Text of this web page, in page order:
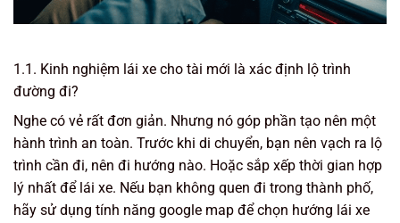
1.1. Kinh nghiệm lái xe cho tài mới là xác định lộ trình
đường đi?
Nghe có vẻ rất đơn giản. Nhưng nó góp phần tạo nên một
hành trình an toàn. Trước khi di chuyển, bạn nên vạch ra lộ
trình cần đi, nên đi hướng nào. Hoặc sắp xếp thời gian hợp
lý nhất để lái xe. Nếu bạn không quen đi trong thành phố,
hãy sử dụng tính năng google map để chọn hướng lái xe